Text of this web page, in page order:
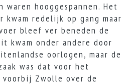
waren hooggespannen. Het
kwam redelijk op gang maar
bleef ver beneden de
kwam onder andere door
oorlogen, maar de
was dat voor het
voorbij Zwolle over de